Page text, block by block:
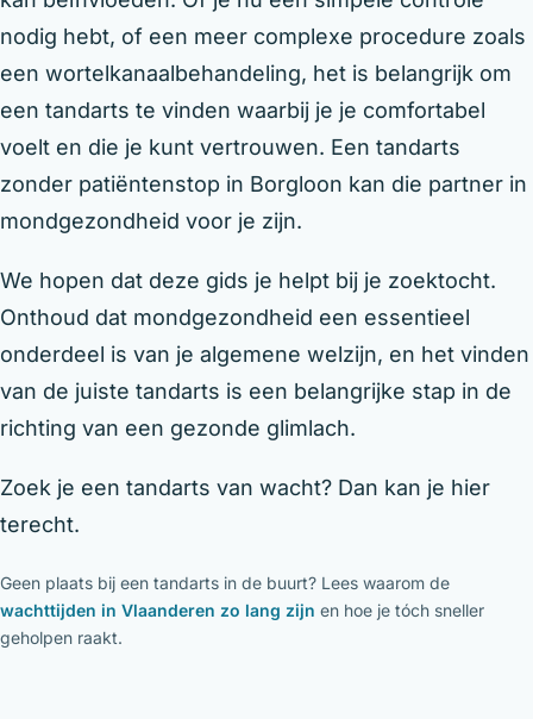
nodig hebt, of een meer complexe procedure zoals
een wortelkanaalbehandeling, het is belangrijk om
een tandarts te vinden waarbij je je comfortabel
voelt en die je kunt vertrouwen. Een tandarts
zonder patiëntenstop in Borgloon kan die partner in
mondgezondheid voor je zijn.
We hopen dat deze gids je helpt bij je zoektocht.
Onthoud dat mondgezondheid een essentieel
onderdeel is van je algemene welzijn, en het vinden
van de juiste tandarts is een belangrijke stap in de
richting van een gezonde glimlach.
Zoek je een tandarts van wacht? Dan kan je hier
terecht.
Geen plaats bij een tandarts in de buurt? Lees waarom de
wachttijden in Vlaanderen zo lang zijn en hoe je tóch sneller
geholpen raakt.